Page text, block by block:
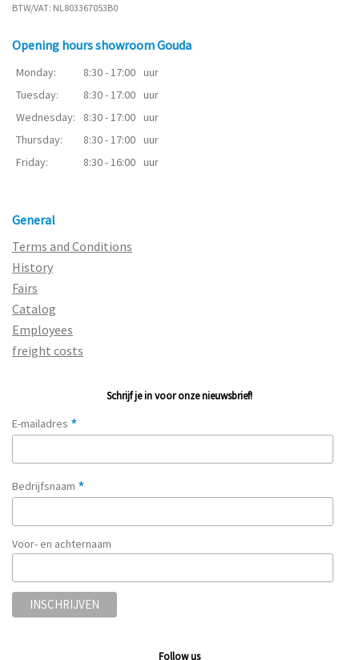
BTW/VAT: NL803367053B0
Opening hours showroom Gouda
Monday: 8:30 - 17:00 uur
Tuesday:
8:30 - 17:00 uur
Wednesday:
8:30 - 17:00 uur
Thursday:
8:30 - 17:00 uur
Friday:
8:30 - 16:00 uur
General
Terms and Conditions
History
Fairs
Catalog
Employees
freight costs
Schrijf je in voor onze nieuwsbrief!
E-mailadres *
Bedrijfsnaam *
Voor- en achternaam
Follow us